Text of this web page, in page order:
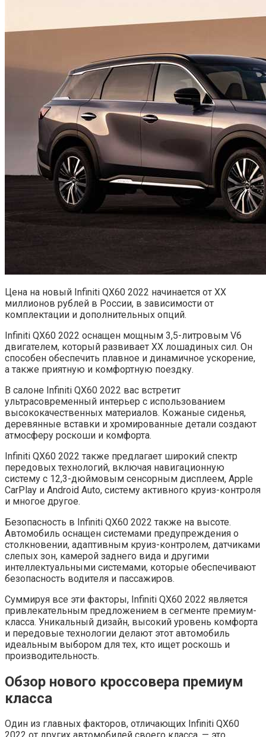
Цена на новый Infiniti QX60 2022 начинается от XX
миллионов рублей в России, в зависимости от
комплектации и дополнительных опций.
Infiniti QX60 2022 оснащен мощным 3,5-литровым V6
двигателем, который развивает XX лошадиных сил. Он
способен обеспечить плавное и динамичное ускорение,
а также приятную и комфортную поездку.
В салоне Infiniti QX60 2022 вас встретит
ультрасовременный интерьер с использованием
высококачественных материалов. Кожаные сиденья,
деревянные вставки и хромированные детали создают
атмосферу роскоши и комфорта.
Infiniti QX60 2022 также предлагает широкий спектр
передовых технологий, включая навигационную
систему с 12,3-дюймовым сенсорным дисплеем, Apple
CarPlay и Android Auto, систему активного круиз-контроля
и многое другое.
Безопасность в Infiniti QX60 2022 также на высоте.
Автомобиль оснащен системами предупреждения о
столкновении, адаптивным круиз-контролем, датчиками
слепых зон, камерой заднего вида и другими
интеллектуальными системами, которые обеспечивают
безопасность водителя и пассажиров.
Суммируя все эти факторы, Infiniti QX60 2022 является
привлекательным предложением в сегменте премиум-
класса. Уникальный дизайн, высокий уровень комфорта
и передовые технологии делают этот автомобиль
идеальным выбором для тех, кто ищет роскошь и
производительность.
Обзор нового кроссовера премиум
класса
Один из главных факторов, отличающих Infiniti QX60